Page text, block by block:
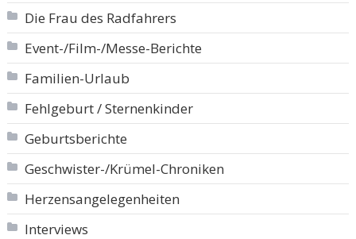
Die Frau des Radfahrers
Event-/Film-/Messe-Berichte
Familien-Urlaub
Fehlgeburt / Sternenkinder
Geburtsberichte
Geschwister-/Krümel-Chroniken
Herzensangelegenheiten
Interviews